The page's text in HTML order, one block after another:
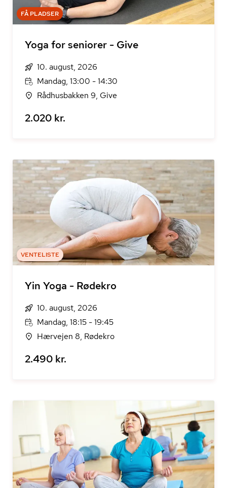
FÅ PLADSER
Yoga for seniorer - Give
10. august, 2026
Mandag, 13:00 - 14:30
Rådhusbakken 9, Give
2.020 kr.
VENTELISTE
Yin Yoga - Rødekro
10. august, 2026
Mandag, 18:15 - 19:45
Hærvejen 8, Rødekro
2.490 kr.